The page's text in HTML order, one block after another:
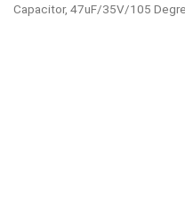
Capacitor, 47uF/35V/105